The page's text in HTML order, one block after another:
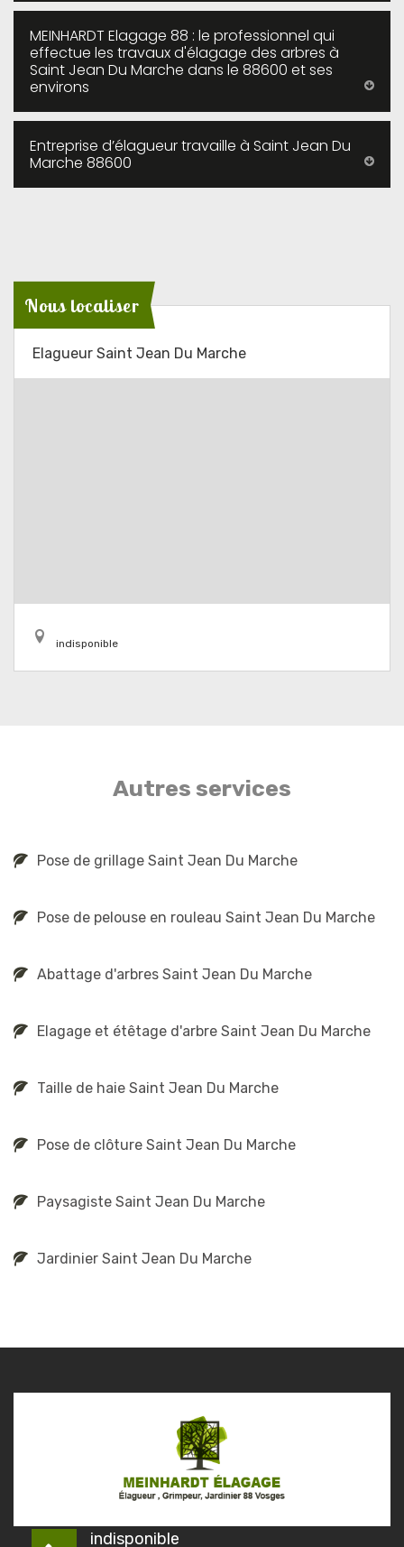
MEINHARDT Elagage 88 : le professionnel qui
effectue les travaux d'élagage des arbres à
Saint Jean Du Marche dans le 88600 et ses
environs
Entreprise d’élagueur travaille à Saint Jean Du
Marche 88600
Nous localiser
Elagueur Saint Jean Du Marche
indisponible
Autres services
Pose de grillage Saint Jean Du Marche
Pose de pelouse en rouleau Saint Jean Du Marche
Abattage d'arbres Saint Jean Du Marche
Elagage et étêtage d'arbre Saint Jean Du Marche
Taille de haie Saint Jean Du Marche
Pose de clôture Saint Jean Du Marche
Paysagiste Saint Jean Du Marche
Jardinier Saint Jean Du Marche
indisponible